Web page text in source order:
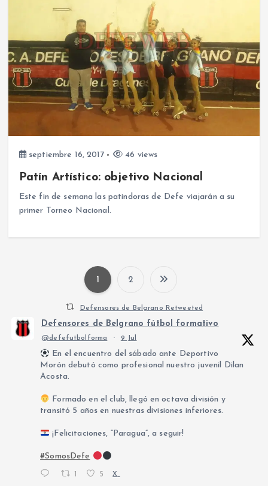
septiembre 16, 2017 46 views
Patín Artístico: objetivo Nacional
Este fin de semana las patindoras de Defe viajarán a su
primer Torneo Nacional.
a
g
n
a
1 2
Defensores de Belgrano Retweeted
Defensores de Belgrano fútbol formativo
@defefutbolforma · 9 Jul
En el encuentro del sábado ante Deportivo
Morón debutó como profesional nuestro juvenil Dilan
Acosta.
Formado en el club, llegó en octava división y
transitó 5 años en nuestras divisiones inferiores.
¡Felicitaciones, “Paragua”, a seguir!
#SomosDefe
5 X